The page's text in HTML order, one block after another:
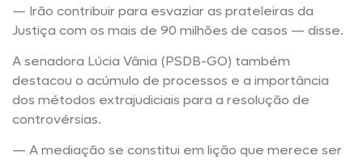
— Irão contribuir para esvaziar as prateleiras da
Justiça com os mais de 90 milhões de casos — disse.
A senadora Lúcia Vânia (PSDB-GO) também
destacou o acúmulo de processos e a importância
dos métodos extrajudiciais para a resolução de
controvérsias.
— A mediação se constitui em lição que merece ser